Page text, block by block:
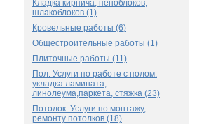
Кладка кирпича, пеноблоков,
шлакоблоков (1)
Кровельные работы (6)
Общестроительные работы (1)
Плиточные работы (11)
Пол. Услуги по работе с полом:
укладка ламината,
линолеума,паркета, стяжка (23)
Потолок. Услуги по монтажу,
ремонту потолков (18)